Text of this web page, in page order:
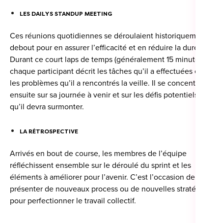
LES DAILYS STANDUP MEETING
Ces réunions quotidiennes se déroulaient historiquement
debout pour en assurer l’efficacité et en réduire la durée.
Durant ce court laps de temps (généralement 15 minutes),
chaque participant décrit les tâches qu’il a effectuées et
les problèmes qu’il a rencontrés la veille. Il se concentre
ensuite sur sa journée à venir et sur les défis potentiels
qu’il devra surmonter.
LA RÉTROSPECTIVE
Arrivés en bout de course, les membres de l’équipe
réfléchissent ensemble sur le déroulé du sprint et les
éléments à améliorer pour l’avenir. C’est l’occasion de
présenter de nouveaux process ou de nouvelles stratégies
pour perfectionner le travail collectif.